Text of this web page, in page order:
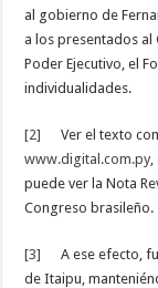
al gobierno de
a los presentados al
Poder Ejecutivo, el
individualidades.
[2] Ver el texto
www.digital.com.py,
puede ver la Nota
Congreso brasileño.
[3] A ese efecto,
de Itaipu,